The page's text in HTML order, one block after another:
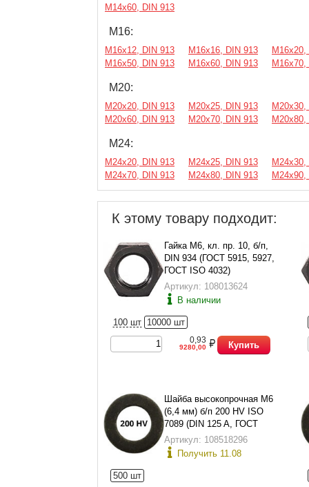
М14х60, DIN 913
М16:
М16х12, DIN 913 М16х16, DIN 913
М16х20,
М16х50, DIN 913
М16х60, DIN 913 М16х70,
М20:
М20х20, DIN 913 М20х25, DIN 913
М20х30,
М20х60, DIN 913
М20х70, DIN 913 М20х80,
М24:
М24х20, DIN 913 М24х25, DIN 913
М24х30,
М24х70, DIN 913
М24х80, DIN 913 М24х90,
К этому товару подходит:
Гайка М6, кл. пр. 10, б/п,
DIN 934 (ГОСТ 5915, 5927,
ГОСТ ISO 4032)
Артикул: 108013624
В наличии
100 шт 10000 шт
0,93
9280,00 Купить
Шайба высокопрочная М6
(6,4 мм) б/п 200 HV ISO
7089 (DIN 125 A, ГОСТ
11371-78 исп.1)
Артикул: 108518296
Получить 11.08
500 шт